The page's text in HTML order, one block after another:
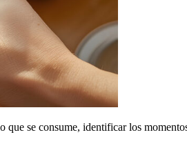
se consume, identificar los